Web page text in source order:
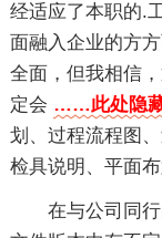
经适应了本职的.
面融入企业的方
全面，但我相信
定会 ……此处隐
划、过程流程图
检具说明、平面布
在与公司同